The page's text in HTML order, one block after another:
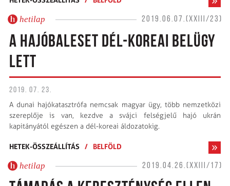
hetilap 2019.06.07.(XXIII/23)
A HAJÓBALESET DÉL-KOREAI BELÜGY
LETT
2019. 07. 23.
A dunai hajókatasztrófa nemcsak magyar ügy, több nemzetközi
szereplője is van, kezdve a svájci felségjelű hajó ukrán
kapitányától egészen a dél-koreai áldozatokig.
HETEK-ÖSSZEÁLLÍTÁS / BELFÖLD
hetilap 2019.04.26.(XXIII/17)